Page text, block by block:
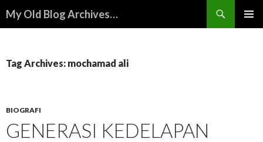
My Old Blog Archives…
Tag Archives: mochamad ali
BIOGRAFI
GENERASI KEDELAPAN